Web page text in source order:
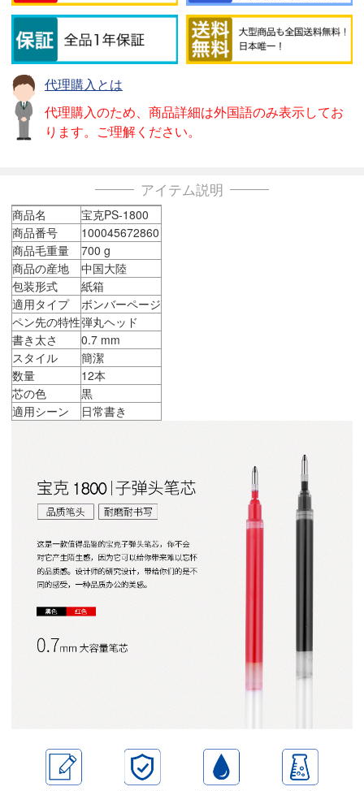
代理購入とは
代理購入のため、商品詳細は外国語のみ表示してお
ります。ご理解ください。
アイテム説明
商品名
宝克PS-1800
商品番号
100045672860
商品毛重量
700 g
商品の産地
中国大陸
包装形式
紙箱
適用タイプ
ボンバーページ
ペン先の特性弾丸ヘッド
書き太さ
0.7 mm
スタイル
簡潔
数量
12本
芯の色
黒
適用シーン
日常書き